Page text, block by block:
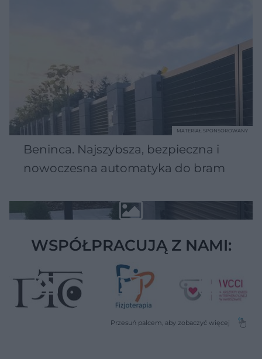
Beninca. Najszybsza, bezpieczna i
nowoczesna automatyka do bram
MATERIAŁ SPONSOROWANY
WSPÓŁPRACUJĄ Z NAMI: